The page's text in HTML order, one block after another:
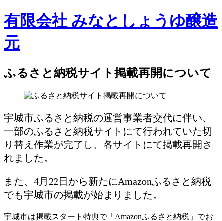
有限会社 みなとしょうゆ醸造
元
ふるさと納税サイト掲載再開について
宇城市ふるさと納税の運営事業者交代に伴い、
一部のふるさと納税サイトにて行われていた切
り替え作業が完了し、各サイトにて掲載再開さ
れました。
また、4月22日から新たにAmazonふるさと納税
でも宇城市の掲載が始まりました。
宇城市は掲載スタート特典で「Amazonふるさと納税」でお